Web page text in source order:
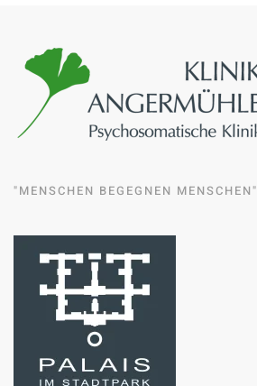
"MENSCHEN BEGEGNEN MENSCHEN"